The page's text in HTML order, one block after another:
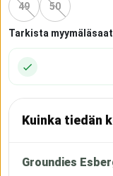
49 50
Tarkista
Kuinka tiedän
Groundies